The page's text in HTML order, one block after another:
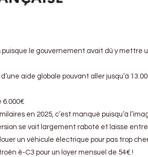
le gouvernement avait dû y mettre
aide globale pouvant aller jusqu’à
6.000€
en 2025, c’est manqué puisqu’à
se voit largement raboté et laisse
un véhicule électrique pour pas trop
ë-C3 pour un loyer mensuel de 54€ !